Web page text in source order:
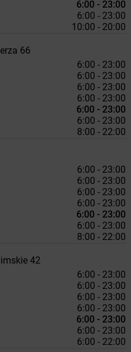
6:00 - 23:00
6:00 - 23:00
10:00 - 20:00
66
6:00 - 23:00
6:00 - 23:00
6:00 - 23:00
6:00 - 23:00
6:00 - 23:00
6:00 - 23:00
8:00 - 22:00
6:00 - 23:00
6:00 - 23:00
6:00 - 23:00
6:00 - 23:00
6:00 - 23:00
6:00 - 23:00
8:00 - 22:00
42
6:00 - 23:00
6:00 - 23:00
6:00 - 23:00
6:00 - 23:00
6:00 - 23:00
6:00 - 23:00
6:00 - 22:00